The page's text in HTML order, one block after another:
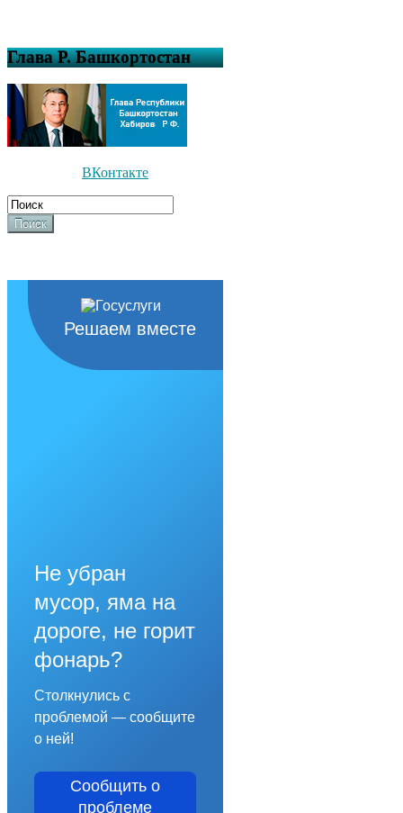
Глава Р. Башкортостан
ВКонтакте
Поиск
Решаем вместе
Не убран
мусор, яма на
дороге, не горит
фонарь?
Столкнулись с
проблемой — сообщите
о ней!
Сообщить о
проблеме